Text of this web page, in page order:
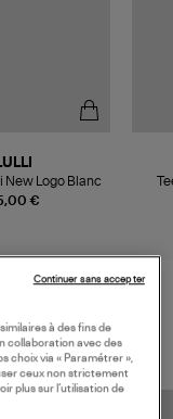
€
New Logo Blanc
à des fins de
collaboration avec des
choix via « Paramétrer »,
ceux non strictement
plus sur l’utilisation de
Continuer sans accepter